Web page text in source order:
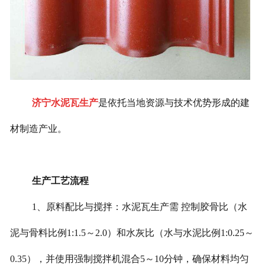
济宁水泥瓦生产是依托当地资源与技术优势形成的建
材制造产业。
生产工艺流程
1、原料配比与搅拌：水泥瓦生产需 控制胶骨比（水
泥与骨料比例1:1.5～2.0）和水灰比（水与水泥比例1:0.25～
0.35），并使用强制搅拌机混合5～10分钟，确保材料均匀